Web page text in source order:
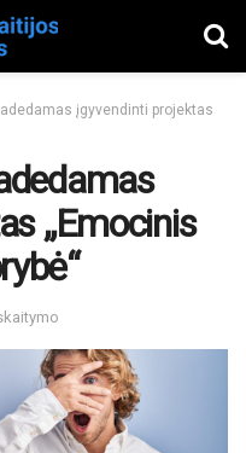
įgyvendinti projektas
„Emocinis